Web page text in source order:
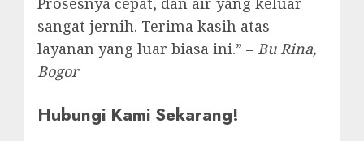
sangat jernih. Terima kasih atas
layanan yang luar biasa ini.” – Bu Rina,
Bogor
Hubungi Kami Sekarang!